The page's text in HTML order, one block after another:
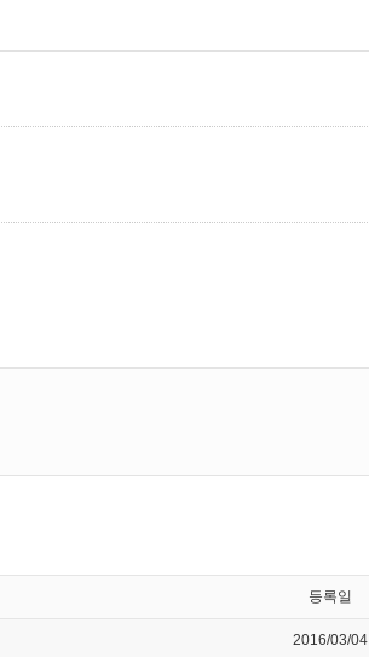
등록일
2016/03/04